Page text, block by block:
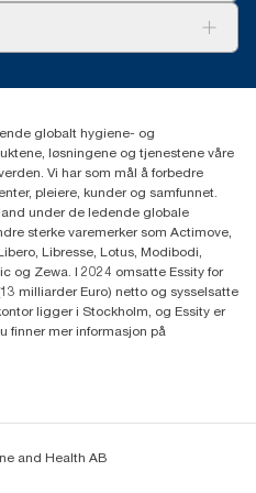
globalt hygiene- og
løsningene og tjenestene våre
Vi har som mål å forbedre
pleiere, kunder og samfunnet.
under de ledende globale
sterke varemerker som Actimove,
Libresse, Lotus, Modibodi,
og Zewa. I 2024 omsatte Essity for
milliarder Euro) netto og sysselsatte
ligger i Stockholm, og Essity er
finner mer informasjon på
and Health AB